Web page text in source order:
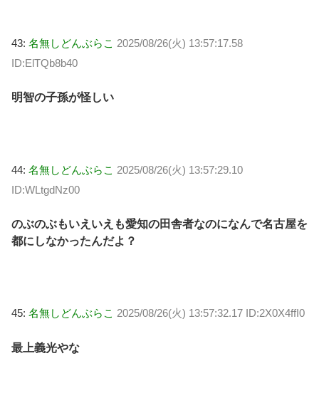
43: 名無しどんぶらこ 2025/08/26(火) 13:57:17.58
ID:ElTQb8b40
明智の子孫が怪しい
44: 名無しどんぶらこ 2025/08/26(火) 13:57:29.10
ID:WLtgdNz00
のぶのぶもいえいえも愛知の田舎者なのになんで名古屋を
都にしなかったんだよ？
45: 名無しどんぶらこ 2025/08/26(火) 13:57:32.17 ID:2X0X4ffI0
最上義光やな